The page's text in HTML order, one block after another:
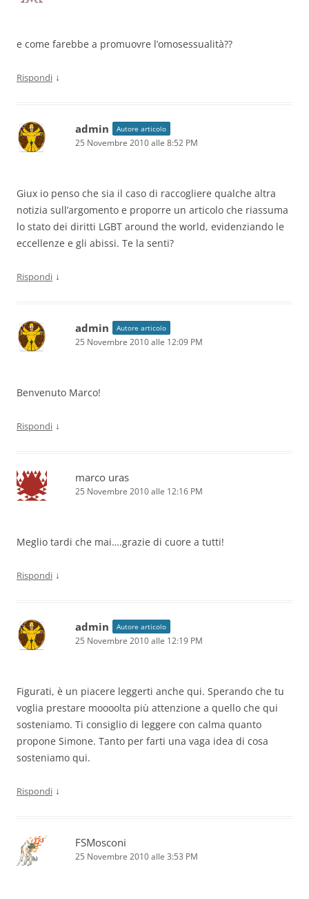
e come farebbe a promuovre l’omosessualità??
Rispondi ↓
admin Autore articolo
25 Novembre 2010 alle 8:52 PM
Giux io penso che sia il caso di raccogliere qualche altra
notizia sull’argomento e proporre un articolo che riassuma
lo stato dei diritti LGBT around the world, evidenziando le
eccellenze e gli abissi. Te la senti?
Rispondi ↓
admin Autore articolo
25 Novembre 2010 alle 12:09 PM
Benvenuto Marco!
Rispondi ↓
marco uras
25 Novembre 2010 alle 12:16 PM
Meglio tardi che mai….grazie di cuore a tutti!
Rispondi ↓
admin Autore articolo
25 Novembre 2010 alle 12:19 PM
Figurati, è un piacere leggerti anche qui. Sperando che tu
voglia prestare moooolta più attenzione a quello che qui
sosteniamo. Ti consiglio di leggere con calma quanto
propone Simone. Tanto per farti una vaga idea di cosa
sosteniamo qui.
Rispondi ↓
FSMosconi
25 Novembre 2010 alle 3:53 PM